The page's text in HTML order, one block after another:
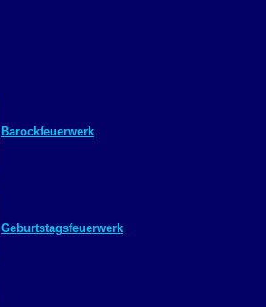
Barockfeuerwerk
Geburtstagsfeuerwerk